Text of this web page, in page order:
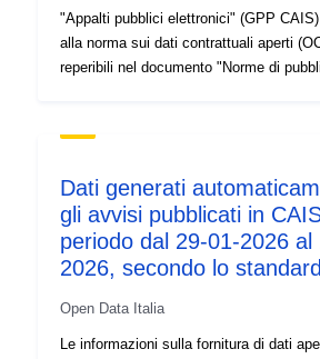
"Appalti pubblici elettronici" (GPP
alla norma sui dati contrattuali aperti
reperibili nel documento "Norme di
sul portale degli appalti pubblici –
Dati generati
gli avvisi pubblicati in
periodo dal 29-01-2026 al
2026, secondo lo
Open Data Italia
Le informazioni sulla fornitura di dati